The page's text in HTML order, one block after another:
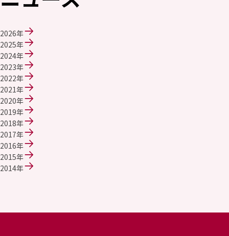
採用情報
キャリア採用
NAGASEグループ採用情報
2026年
2025年
2024年
2023年
2022年
2021年
2020年
2019年
2018年
2017年
2016年
2015年
2014年